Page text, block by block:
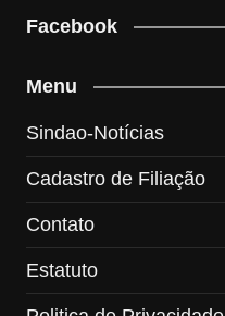
Facebook
Menu
Sindao-Notícias
Cadastro de Filiação
Contato
Estatuto